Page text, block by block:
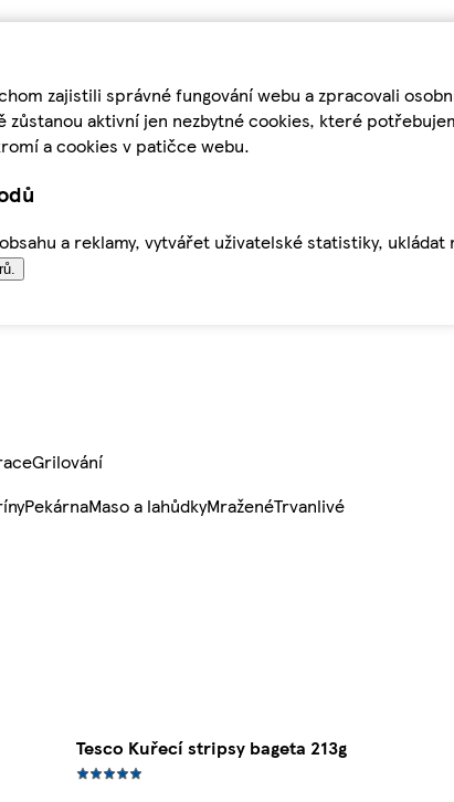
zajistili správné fungování webu a zpracovali
aktivní jen nezbytné cookies, které
a cookies v patičce webu.
a reklamy, vytvářet uživatelské statistiky,
Grilování
PekárnaMaso a lahůdkyMraženéTrvanlivé
Tesco Kuřecí stripsy bageta 213g